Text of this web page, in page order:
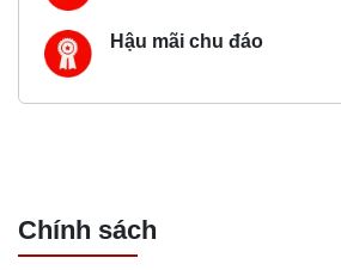
Hậu mãi chu đáo
Chính sách